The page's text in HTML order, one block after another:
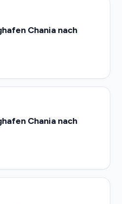
Chania nach
Chania nach